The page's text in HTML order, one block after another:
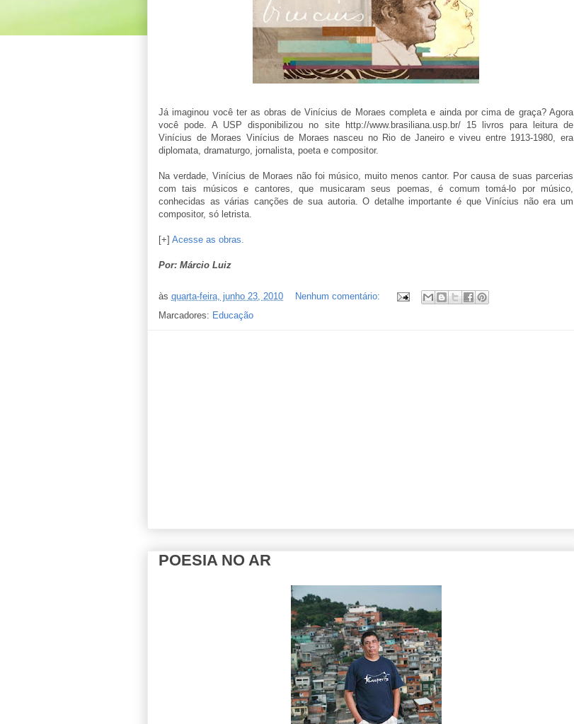
Já imaginou você ter as obras de Vinícius de Moraes completa e ainda por cima de graça? Agora
você pode. A USP disponibilizou no site http://www.brasiliana.usp.br/ 15 livros para leitura de
Vinícius de Moraes Vinícius de Moraes nasceu no Rio de Janeiro e viveu entre 1913-1980, era
diplomata, dramaturgo, jornalista, poeta e compositor.
Na verdade, Vinícius de Moraes não foi músico, muito menos cantor. Por causa de suas parcerias
com tais músicos e cantores, que musicaram seus poemas, é comum tomá-lo por músico,
conhecidas as várias canções de sua autoria. O detalhe importante é que Vinícius não era um
compositor, só letrista.
[+] Acesse as obras.
Por: Márcio Luiz
às quarta-feira, junho 23, 2010
Nenhum comentário:
Marcadores: Educação
POESIA NO AR